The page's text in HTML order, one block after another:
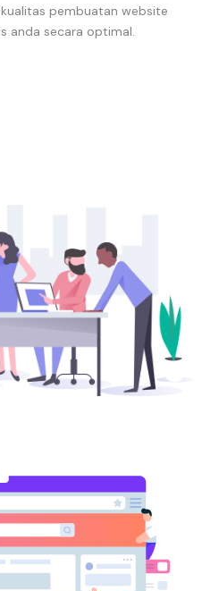
pembuatan website
anda secara optimal.